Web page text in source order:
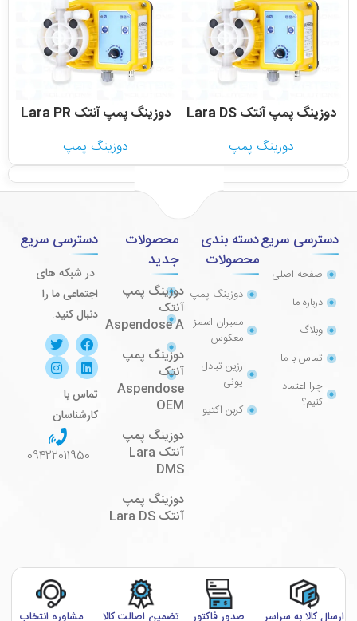
دوزینگ پمپ آنتک Lara DS
دوزینگ پمپ
دوزینگ پمپ آنتک Lara PR
دوزینگ پمپ
دسترسی سریع
صفحه اصلی
درباره ما
وبلاگ
تماس با ما
چرا اعتماد
کنیم؟
دسته بندی
محصولات
دوزینگ پمپ
ممبران اسمز
معکوس
رزین تبادل
یونی
کربن اکتیو
محصولات
جدید
دوزینگ پمپ
آنتک
Aspendose A
دوزینگ پمپ
آنتک
Aspendose
OEM
دوزینگ پمپ
آنتک Lara
DMS
دوزینگ پمپ
آنتک Lara DS
دسترسی سریع
در شبکه های
اجتماعی ما را
دنبال کنید.
تماس با
کارشناسان
09422011950
ارسال کالا به سراسر صدور فاکتور تضمین اصالت کالا مشاوره انتخاب